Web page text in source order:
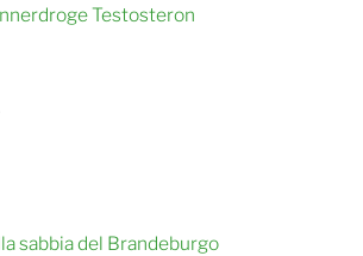
Testosteron
sabbia del Brandeburgo